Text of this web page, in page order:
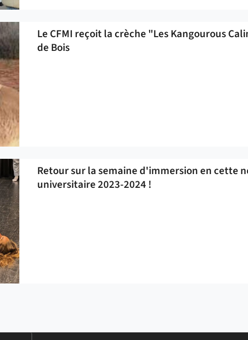
Le CFMI reçoit la crèche "Les Kangourous
de Bois
Retour sur la semaine d'immersion en cette
universitaire 2023-2024 !